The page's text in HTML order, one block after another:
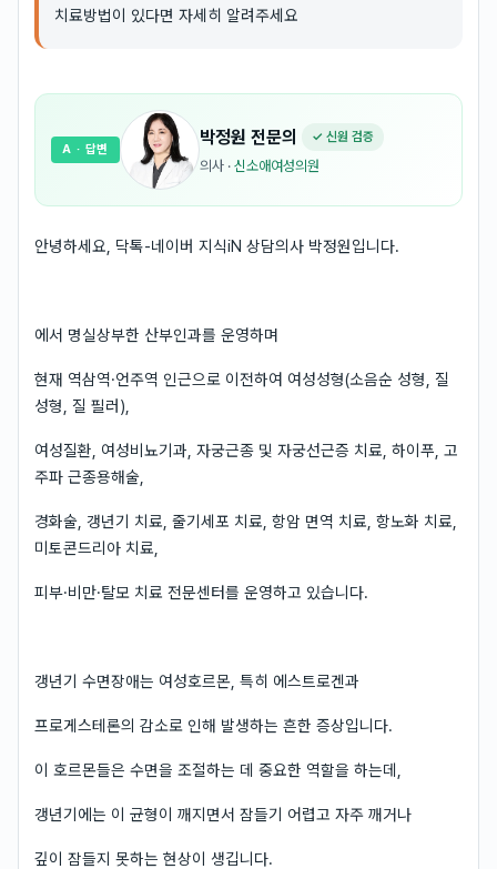
치료방법이 있다면 자세히 알려주세요
박정원 전문의 ✓ 신원 검증
의사 · 신소애여성의원
A · 답변
안녕하세요, 닥톡-네이버 지식iN 상담의사 박정원입니다.
에서 명실상부한 산부인과를 운영하며
현재 역삼역·언주역 인근으로 이전하여 여성성형(소음순 성형, 질
성형, 질 필러),
여성질환, 여성비뇨기과, 자궁근종 및 자궁선근증 치료, 하이푸, 고
주파 근종용해술,
경화술, 갱년기 치료, 줄기세포 치료, 항암 면역 치료, 항노화 치료,
미토콘드리아 치료,
피부·비만·탈모 치료 전문센터를 운영하고 있습니다.
갱년기 수면장애는 여성호르몬, 특히 에스트로겐과
프로게스테론의 감소로 인해 발생하는 흔한 증상입니다.
이 호르몬들은 수면을 조절하는 데 중요한 역할을 하는데,
갱년기에는 이 균형이 깨지면서 잠들기 어렵고 자주 깨거나
깊이 잠들지 못하는 현상이 생깁니다.